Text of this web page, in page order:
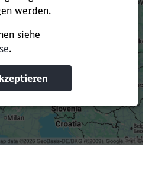
indem du Suchbegriffe
hinzufügst.
eingeben
setzen